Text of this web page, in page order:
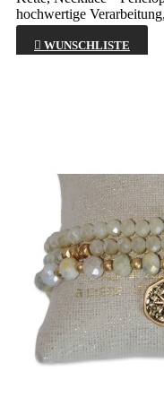
hochwertige
 WUNSCHLISTE